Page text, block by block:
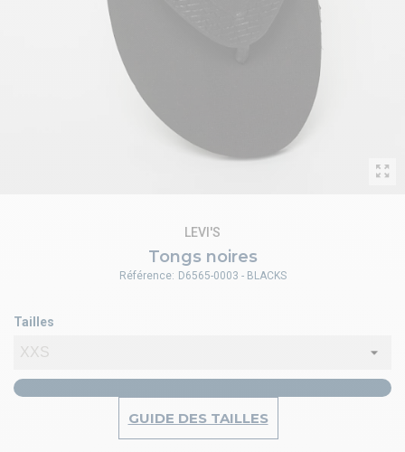
Tongs noires
LEVI'S
Tailles
GUIDE DES TAILLES
Référence: D6565-0003 - BLACKS